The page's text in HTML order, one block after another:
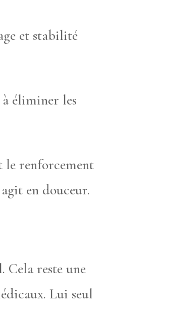
et stabilité
éliminer les
le renforcement
en douceur.
reste une
Lui seul